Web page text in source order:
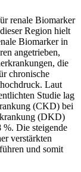
renale Biomarker
Region hielt
Biomarker in
angetrieben,
die
chronische
Laut
Studie lag
(CKD) bei
(DKD)
%. Die steigende
verstärkten
und somit